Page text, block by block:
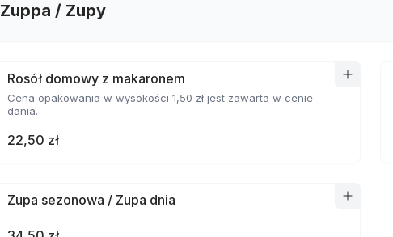
Zuppa / Zupy
Rosół domowy z makaronem
Cena opakowania w wysokości 1,50 zł jest zawarta w cenie
dania.
22,50 zł
Zupa sezonowa / Zupa dnia